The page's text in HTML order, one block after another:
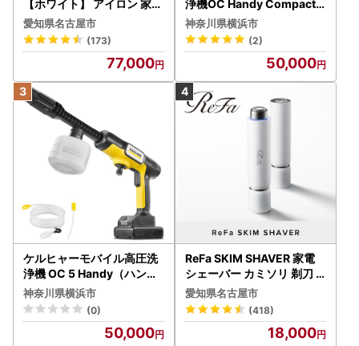
【ホワイト】 アイロン 家電
美容 リファ アイロン
愛知県名古屋市
(173)
77,000
浄機OC Handy Compact
（ハンディエア） APV000
7
神奈川県横浜市
(2)
50,000
ケルヒャーモバイル高圧洗
浄機 OC 5 Handy（ハンデ
ィジェット） APV0006
神奈川県横浜市
(0)
50,000
ReFa SKIM SHAVER 家電
シェーバー カミソリ 剃刀
シェーバー
愛知県名古屋市
(418)
18,000